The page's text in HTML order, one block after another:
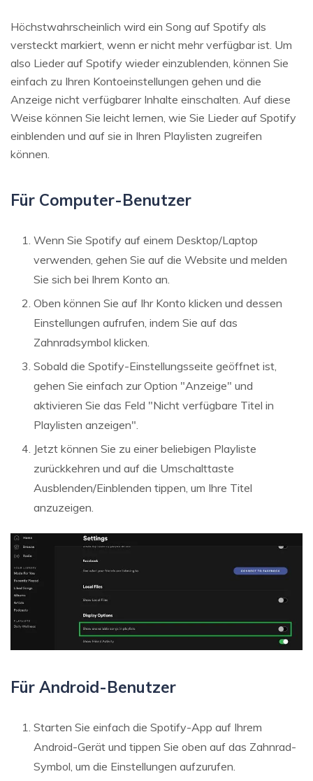
Höchstwahrscheinlich wird ein Song auf Spotify als
versteckt markiert, wenn er nicht mehr verfügbar ist. Um
also Lieder auf Spotify wieder einzublenden, können Sie
einfach zu Ihren Kontoeinstellungen gehen und die
Anzeige nicht verfügbarer Inhalte einschalten. Auf diese
Weise können Sie leicht lernen, wie Sie Lieder auf Spotify
einblenden und auf sie in Ihren Playlisten zugreifen
können.
Für Computer-Benutzer
Wenn Sie Spotify auf einem Desktop/Laptop
verwenden, gehen Sie auf die Website und melden
Sie sich bei Ihrem Konto an.
Oben können Sie auf Ihr Konto klicken und dessen
Einstellungen aufrufen, indem Sie auf das
Zahnradsymbol klicken.
Sobald die Spotify-Einstellungsseite geöffnet ist,
gehen Sie einfach zur Option "Anzeige" und
aktivieren Sie das Feld "Nicht verfügbare Titel in
Playlisten anzeigen".
Jetzt können Sie zu einer beliebigen Playliste
zurückkehren und auf die Umschalttaste
Ausblenden/Einblenden tippen, um Ihre Titel
anzuzeigen.
Für Android-Benutzer
Starten Sie einfach die Spotify-App auf Ihrem
Android-Gerät und tippen Sie oben auf das Zahnrad-
Symbol, um die Einstellungen aufzurufen.